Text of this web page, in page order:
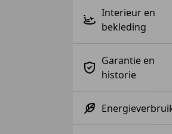
Interieur en
bekleding
Garantie en
historie